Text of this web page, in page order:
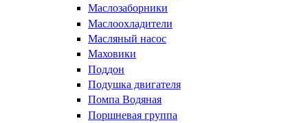
Маслозаборники
Маслоохладители
Масляный насос
Маховики
Поддон
Подушка двигателя
Помпа Водяная
Поршневая группа